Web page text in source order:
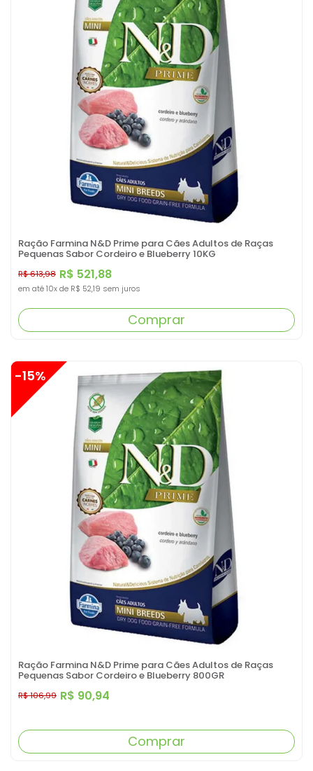
Ração Farmina N&D Prime para Cães Adultos de Raças
Pequenas Sabor Cordeiro e Blueberry 10KG
R$ 521,88
R$ 613,98
em até 10x de R$ 52,19 sem juros
Comprar
Ração Farmina N&D Prime para Cães Adultos de Raças
Pequenas Sabor Cordeiro e Blueberry 800GR
R$ 90,94
R$ 106,99
-15%
Comprar